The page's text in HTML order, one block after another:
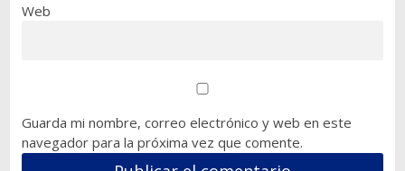
Web
Guarda mi nombre, correo electrónico y web en este
navegador para la próxima vez que comente.